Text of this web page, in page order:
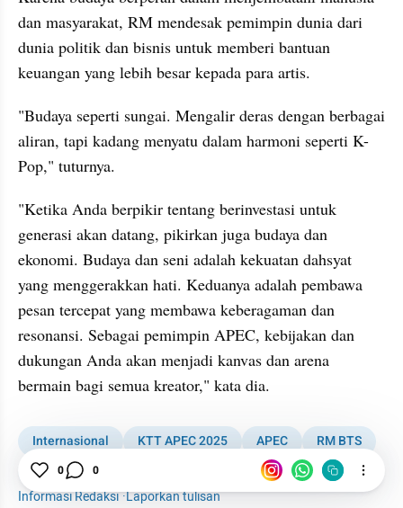
dan masyarakat, RM mendesak pemimpin dunia dari
dunia politik dan bisnis untuk memberi bantuan
keuangan yang lebih besar kepada para artis.
"Budaya seperti sungai. Mengalir deras dengan berbagai
aliran, tapi kadang menyatu dalam harmoni seperti K-
Pop," tuturnya.
"Ketika Anda berpikir tentang berinvestasi untuk
generasi akan datang, pikirkan juga budaya dan
ekonomi. Budaya dan seni adalah kekuatan dahsyat
yang menggerakkan hati. Keduanya adalah pembawa
pesan tercepat yang membawa keberagaman dan
resonansi. Sebagai pemimpin APEC, kebijakan dan
dukungan Anda akan menjadi kanvas dan arena
bermain bagi semua kreator," kata dia.
Internasional KTT APEC 2025 APEC
RM BTS
BTS
K-Pop
Informasi Redaksi·Laporkan tulisan
0 0